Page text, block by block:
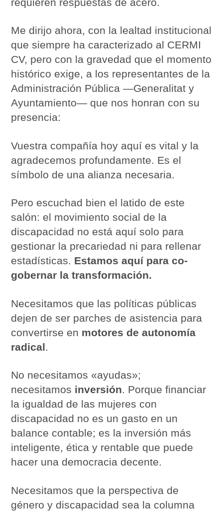
Me dirijo ahora, con la lealtad institucional
que siempre ha caracterizado al CERMI
CV, pero con la gravedad que el momento
histórico exige, a los representantes de la
Administración Pública —Generalitat y
Ayuntamiento— que nos honran con su
presencia:
Vuestra compañía hoy aquí es vital y la
agradecemos profundamente. Es el
símbolo de una alianza necesaria.
Pero escuchad bien el latido de este
salón: el movimiento social de la
discapacidad no está aquí solo para
gestionar la precariedad ni para rellenar
estadísticas. Estamos aquí para co-
gobernar la transformación.
Necesitamos que las políticas públicas
dejen de ser parches de asistencia para
convertirse en motores de autonomía
radical.
No necesitamos «ayudas»;
necesitamos inversión. Porque financiar
la igualdad de las mujeres con
discapacidad no es un gasto en un
balance contable; es la inversión más
inteligente, ética y rentable que puede
hacer una democracia decente.
Necesitamos que la perspectiva de
género y discapacidad sea la columna